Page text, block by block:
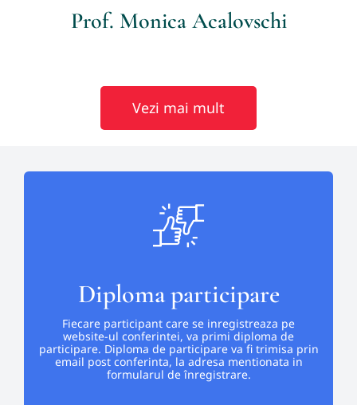
Prof. Monica Acalovschi
Vezi mai mult
Diploma participare
Fiecare participant care se inregistreaza pe
website-ul conferintei, va primi diploma de
participare. Diploma de participare va fi trimisa prin
email post conferinta, la adresa mentionata in
formularul de înregistrare.